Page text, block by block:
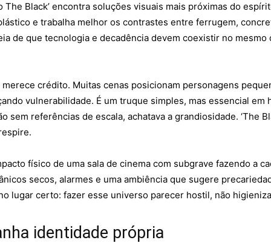
The Black’ encontra soluções visuais mais próximas do
e trabalha melhor os contrastes entre ferrugem,
de que tecnologia e decadência devem coexistir no
crédito. Muitas cenas posicionam personagens
vulnerabilidade. É um truque simples, mas essencial em
sem referências de escala, achatava a grandiosidade. ‘The
físico de uma sala de cinema com subgrave fazendo a
secos, alarmes e uma ambiência que sugere
lugar certo: fazer esse universo parecer hostil, não
identidade própria